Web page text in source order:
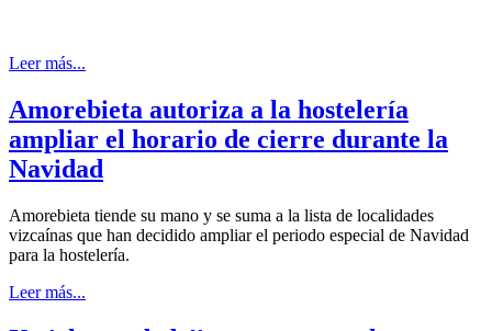
Leer más...
Amorebieta autoriza a la hostelería
ampliar el horario de cierre durante la
Navidad
Amorebieta tiende su mano y se suma a la lista de localidades
vizcaínas que han decidido ampliar el periodo especial de Navidad
para la hostelería.
Leer más...